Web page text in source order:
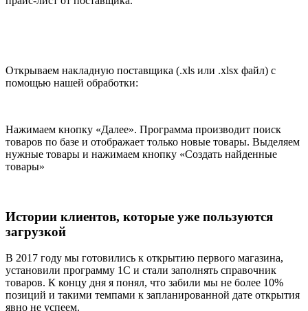
Открываем накладную поставщика (.xls или .xlsx файл) с
помощью нашей обработки:
Нажимаем кнопку «Далее». Программа производит поиск
товаров по базе и отображает только новые товары. Выделяем
нужные товары и нажимаем кнопку «Создать найденные
товары»
Истории клиентов, которые уже пользуются
загрузкой
В 2017 году мы готовились к открытию первого магазина,
установили программу 1С и стали заполнять справочник
товаров. К концу дня я понял, что забили мы не более 10%
позиций и такими темпами к запланированной дате открытия
явно не успеем.